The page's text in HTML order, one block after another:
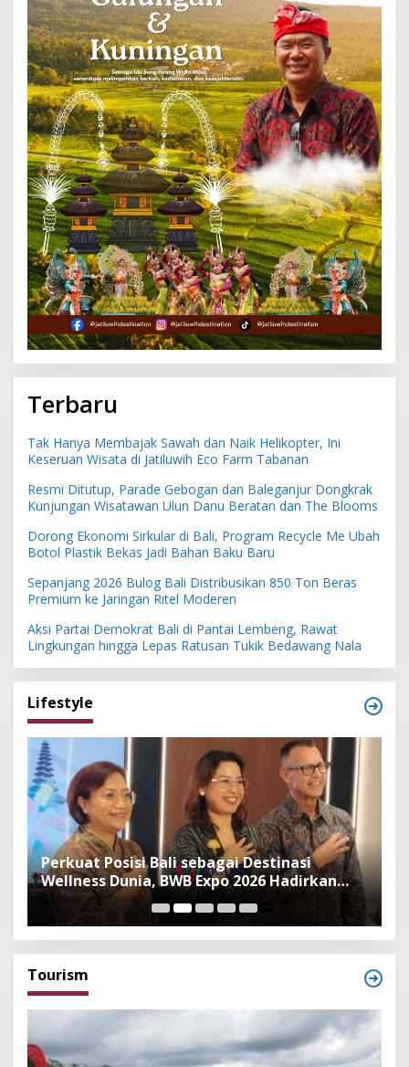
Terbaru
Tak Hanya Membajak Sawah dan Naik Helikopter, Ini
Keseruan Wisata di Jatiluwih Eco Farm Tabanan
Resmi Ditutup, Parade Gebogan dan Baleganjur Dongkrak
Kunjungan Wisatawan Ulun Danu Beratan dan The Blooms
Dorong Ekonomi Sirkular di Bali, Program Recycle Me Ubah
Botol Plastik Bekas Jadi Bahan Baku Baru
Sepanjang 2026 Bulog Bali Distribusikan 850 Ton Beras
Premium ke Jaringan Ritel Moderen
Aksi Partai Demokrat Bali di Pantai Lembeng, Rawat
Lingkungan hingga Lepas Ratusan Tukik Bedawang Nala
Lifestyle
Perkuat Posisi Bali sebagai Destinasi
Wellness Dunia, BWB Expo 2026 Hadirkan
Exhibitor Nasional dan Global
Tourism